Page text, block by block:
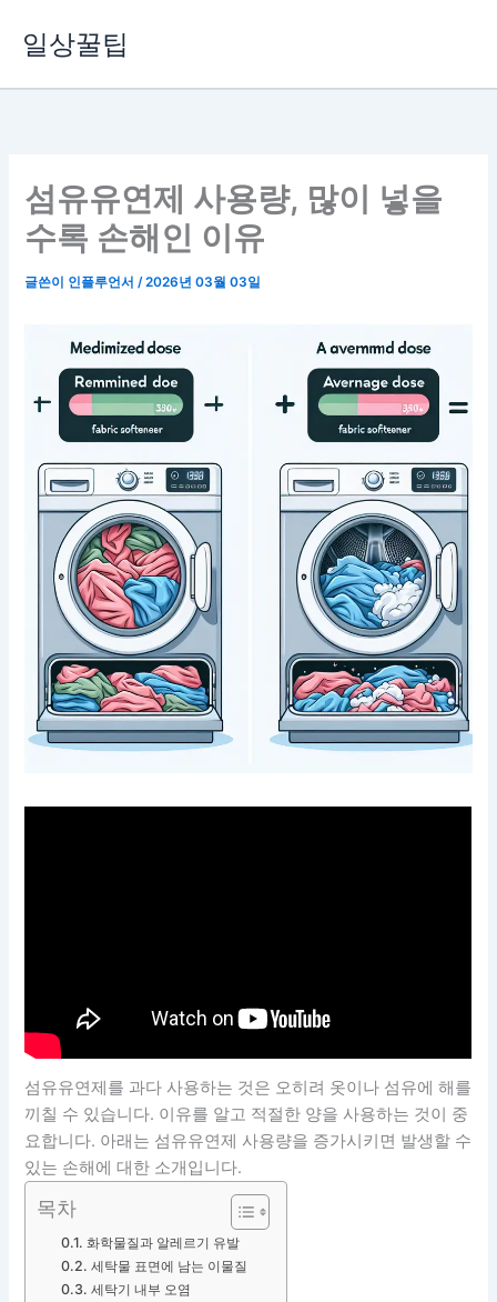
로
일상꿀팁
섬유유연제 사용량, 많이 넣을
수록 손해인 이유
글쓴이 인플루언서/2026년 03월 03일
섬유유연제를 과다 사용하는 것은 오히려 옷이나 섬유에 해를
끼칠 수 있습니다. 이유를 알고 적절한 양을 사용하는 것이 중
요합니다. 아래는 섬유유연제 사용량을 증가시키면 발생할 수
있는 손해에 대한 소개입니다.
목차
화학물질과 알레르기 유발
세탁물 표면에 남는 이물질
세탁기 내부 오염